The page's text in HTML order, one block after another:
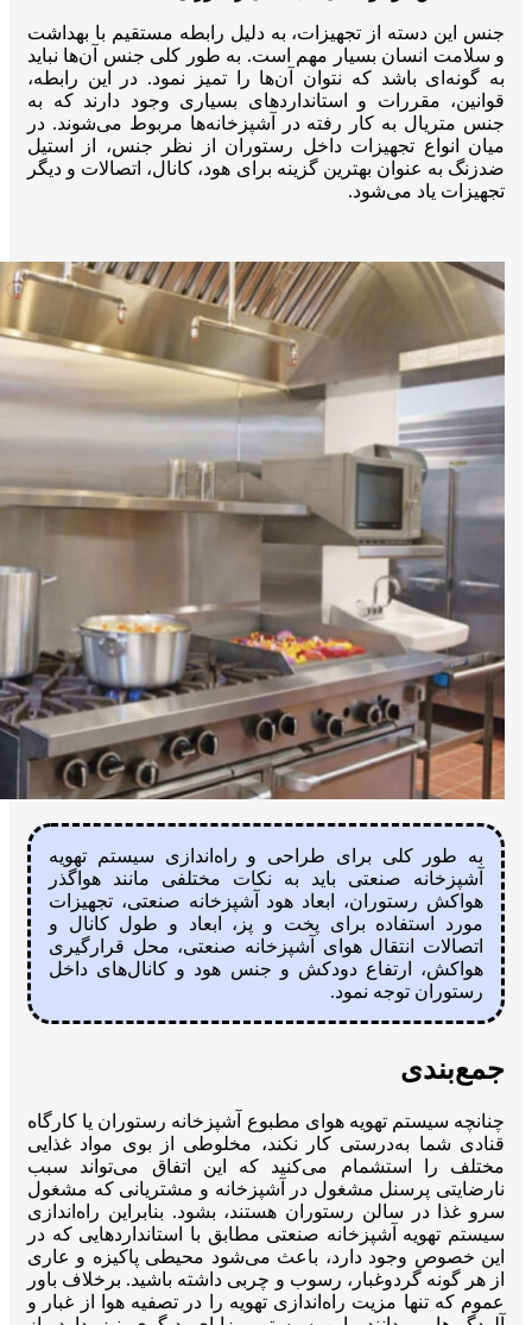
جنس این دسته از تجهیزات، به دلیل رابطه مستقیم با بهداشت
و سلامت انسان بسیار مهم است. به طور کلی جنس آن‌ها نباید
به گونه‌ای باشد که نتوان آن‌ها را تمیز نمود. در این رابطه،
قوانین، مقررات و استانداردهای بسیاری وجود دارند که به
جنس متریال به کار رفته در آشپزخانه‌ها مربوط می‌شوند. در
میان انواع تجهیزات داخل رستوران از نظر جنس، از استیل
ضدزنگ به عنوان بهترین گزینه برای هود، کانال، اتصالات و دیگر
تجهیزات یاد می‌شود.
به طور کلی برای طراحی و راه‌اندازی سیستم تهویه
آشپزخانه صنعتی باید به نکات مختلفی مانند هواگذر
هواکش رستوران، ابعاد هود آشپزخانه صنعتی، تجهیزات
مورد استفاده برای پخت و پز، ابعاد و طول کانال و
اتصالات انتقال هوای آشپزخانه صنعتی، محل قرارگیری
هواکش، ارتفاع دودکش و جنس هود و کانال‌های داخل
رستوران توجه نمود.
جمع‌بندی
چنانچه سیستم تهویه هوای مطبوع آشپزخانه رستوران یا کارگاه
قنادی شما به‌درستی کار نکند، مخلوطی از بوی مواد غذایی
مختلف را استشمام می‌کنید که این اتفاق می‌تواند سبب
نارضایتی پرسنل مشغول در آشپزخانه و مشتریانی که مشغول
سرو غذا در سالن رستوران هستند، بشود. بنابراین راه‌اندازی
سیستم تهویه آشپزخانه صنعتی مطابق با استانداردهایی که در
این خصوص وجود دارد، باعث می‌شود محیطی پاکیزه و عاری
از هر گونه گرد‌وغبار، رسوب و چربی داشته باشید. برخلاف باور
عموم که تنها مزیت راه‌اندازی تهویه را در تصفیه هوا از غبار و